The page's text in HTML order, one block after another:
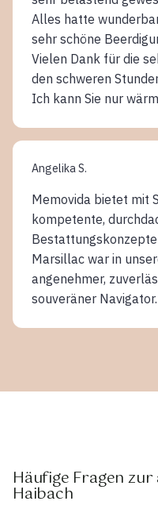
Alles hatte
sehr schöne
Vielen Dank für die
den schweren
Ich kann Sie nur
Angelika S.
Memovida bietet mit
kompetente,
Marsillac war in
angenehmer,
souveräner
Häufige Fragen
Haibach